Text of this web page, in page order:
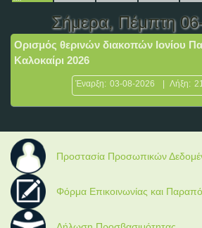
Σήμερα, Πέμπτη
Ορισμός θερινών διακοπών Ιονίου
Καλοκαίρι 2026
Έναρξη: 03-08-2026 Λήξη:
Προστασία Προσωπικών
Φόρμα Επικοινωνίας και